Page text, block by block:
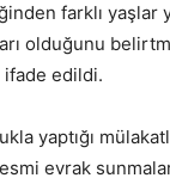
farklı yaşlar
olduğunu
ifade edildi.
yaptığı
evrak